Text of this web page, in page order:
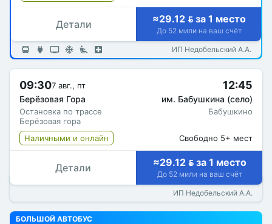
Детали ≈29.12  за 1 место
До 52 мили на ваш счёт
ИП Недобельский А.А.
09:307 авг., пт
Берёзовая Гора
Остановка по трассе
Берёзовая гора
12:45
им. Бабушкина (село)
Бабушкино
Наличными и онлайн Свободно 5+ мест
Детали ≈29.12  за 1 место
До 52 мили на ваш счёт
ИП Недобельский А.А.
БОЛЬШОЙ АВТОБУС